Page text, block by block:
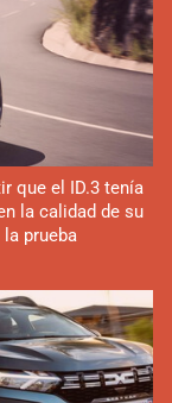
que el ID.3 tenía
la calidad de su
prueba